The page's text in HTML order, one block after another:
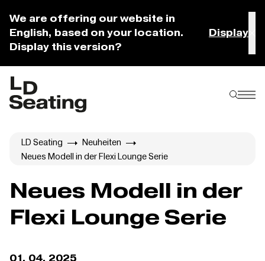
We are offering our website in
English, based on your location.
Display this version?
Display
LD Seating
Neuheiten
Neues Modell in der Flexi Lounge Serie
Neues Modell in der
Flexi Lounge Serie
01. 04. 2025